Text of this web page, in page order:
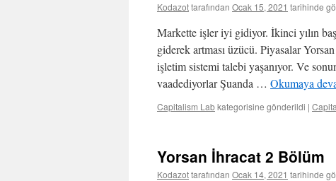
Kodazottarafından Ocak 15, 2021 tarihinde
Markette işler iyi gidiyor. İkinci yılın
giderek artması üzücü. Piyasalar
işletim sistemi talebi yaşanıyor. Ve
vaadediyorlar Şuanda … Okumaya
Capitalism Labkategorisine gönderildi |
Yorsan İhracat 2 Bölüm
Kodazottarafından Ocak 14, 2021 tarihinde